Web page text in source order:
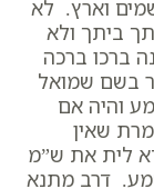
וארץ. לא
ביתך ולא
ברכו ברכה
בשם שמואל
והיה אם
שאין
לית את ש”מ
דרב מתנא